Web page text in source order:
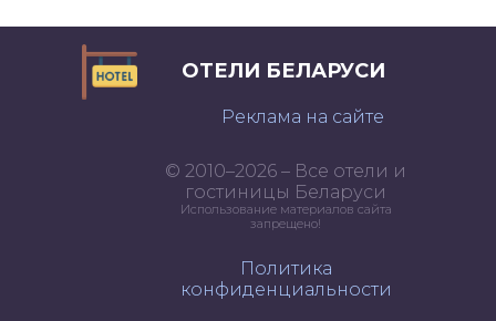
ОТЕЛИ БЕЛАРУСИ
Реклама на сайте
© 2010–2026 – Все отели и
гостиницы Беларуси
Использование материалов сайта
запрещено!
Политика
конфиденциальности